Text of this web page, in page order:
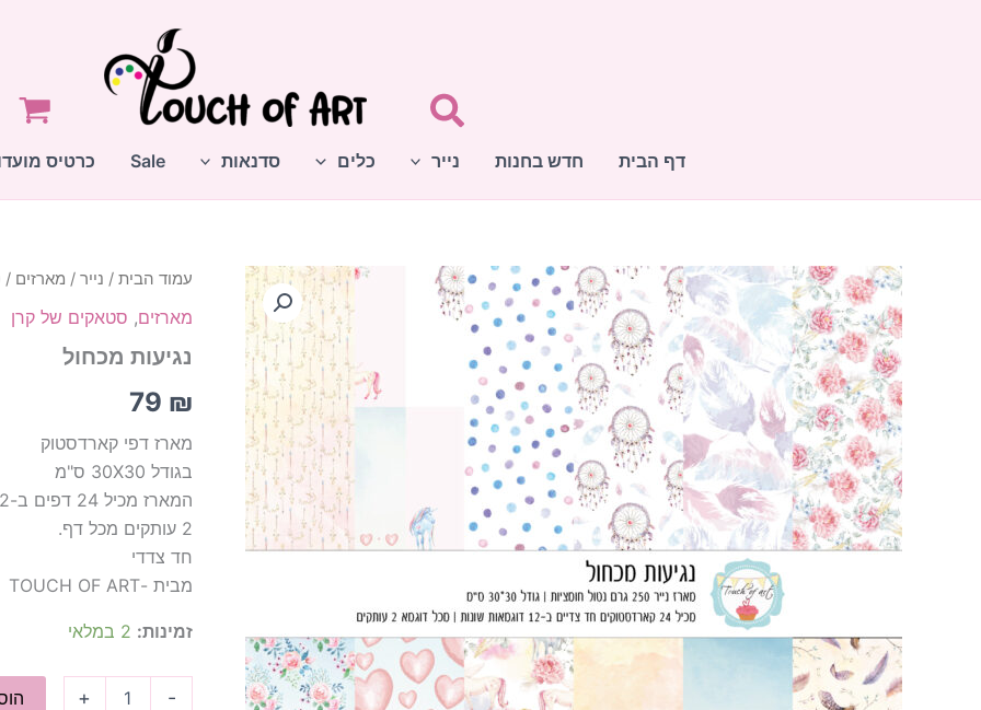
דף הבית חדש בחנות נייר כלים סדנאות Sale כרטיס
עמוד הבית / נייר / מארזים /
מארזים, סטאקים של קרן
נגיעות מכחול
79 ₪
מארז דפי קארדסטוק
בגודל 30X30 ס"מ
המארז מכיל 24 דפים ב-12 עיצובים שונים
2 עותקים מכל דף.
חד צדדי
מבית -TOUCH OF ART
זמינות: 2 במלאי
-
כמות
של
נגיעות
מכחול
+